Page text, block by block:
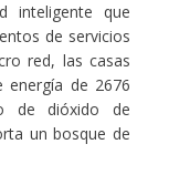
inteligente que
de servicios
red, las casas
energía de 2676
de dióxido de
un bosque de